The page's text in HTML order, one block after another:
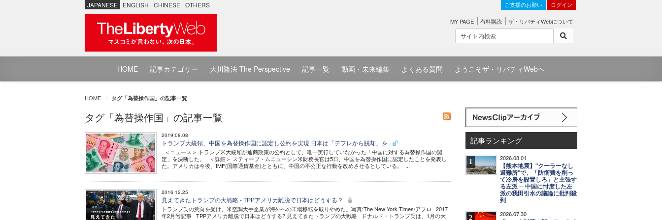
JAPANESE ENGLISH CHINESE OTHERS ご支援のお願い ログイン
MY PAGE 有料購読 ザ・リバティWebについて
HOME 記事カテゴリー 大川隆法 The Perspective 記事一覧 動画・未来編集 よくある質問 ようこそザ・リバティWebへ
HOME タグ「為替操作国」の記事一覧
タグ「為替操作国」の記事一覧
2019.08.08
トランプ大統領、中国を為替操作国に認定し公約を実現 日本は「デフレから脱却」を
＜ニュース＞ トランプ米大統領が通商政策の公約として、唯一実行していなかった「中国に対する為替操作国の認
定」を決断した。 ＜詳細＞ スティーブ・ムニューシン米財務長官は5日、中国を為替操作国に認定したことを発表し
た。アメリカは今後、IMF(国際通貨基金)とともに、中国の不公正な行動を改めさせるとしている。 ...
2016.12.25
見えてきたトランプの大戦略 - TPPアメリカ離脱で日本はどうする？
トランプ氏の意向を受け、米空調大手企業が海外への工場移転を取りやめた。写真:The New York Times/アフロ 2017
年2月号記事 TPPアメリカ離脱で日本はどうする? 見えてきたトランプの大戦略 ドナルド・トランプ氏は、1月の大
記事ランキング
1 2026.08.01
【熊本地震】"クーラーなし
避難所"で、「防衛費を削っ
て冷房を設置しろ」と主張す
る左派 ─ 中国に忖度した左
派の我田引水の議論に批判殺
到
2 2026.07.30